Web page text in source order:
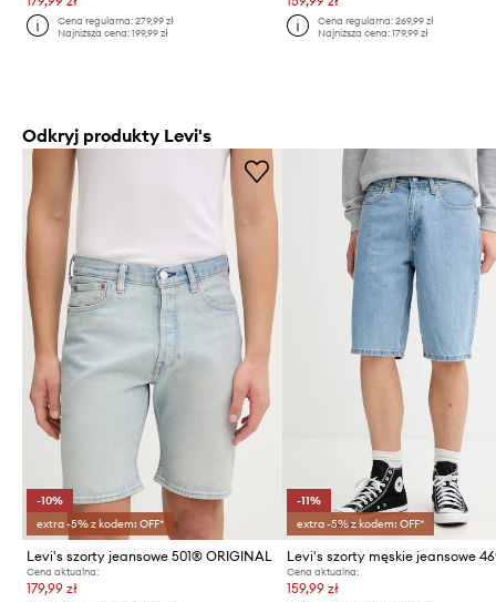
Cena regularna:279,99 zł
Najniższa cena:199,99 zł
Cena regularna: 269,99 zł
Najniższa cena: 179,99 zł
Odkryj produkty Levi's
-10%
extra -5% z kodem: OFF*
Levi's szorty jeansowe 501® ORIGINAL
Cena aktualna:
179,99 zł
-11%
extra -5% z kodem: OFF*
Cena aktualna:
159,99 zł